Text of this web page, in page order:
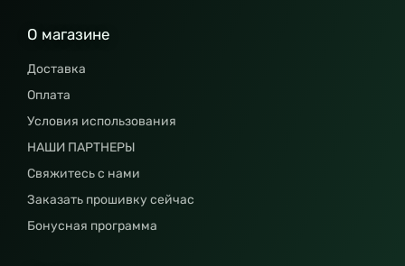
О магазине
Доставка
Оплата
Условия использования
НАШИ ПАРТНЕРЫ
Свяжитесь с нами
Заказать прошивку сейчас
Бонусная программа